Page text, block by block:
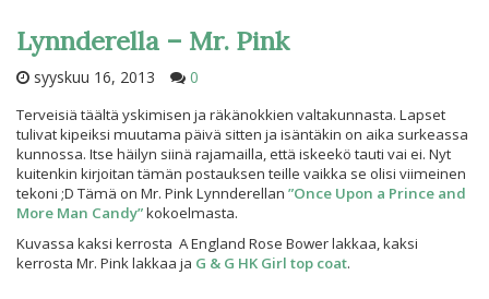
Lynnderella – Mr. Pink
syyskuu 16, 2013 0
Terveisiä täältä yskimisen ja räkänokkien valtakunnasta. Lapset
tulivat kipeiksi muutama päivä sitten ja isäntäkin on aika surkeassa
kunnossa. Itse häilyn siinä rajamailla, että iskeekö tauti vai ei. Nyt
kuitenkin kirjoitan tämän postauksen teille vaikka se olisi viimeinen
tekoni ;D Tämä on Mr. Pink Lynnderellan ”Once Upon a Prince and
More Man Candy”kokoelmasta.
Kuvassa kaksi kerrosta A England Rose Bower lakkaa, kaksi
kerrosta Mr. Pink lakkaa ja G & G HK Girl top coat.